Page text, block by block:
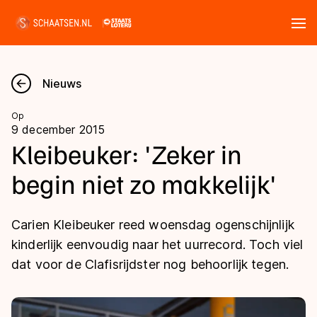
Nieuws
Kalender
Disciplines
Langebaan
Shorttrack
Uitslagen
Langebaan
Marathon
Tijden & historie
Ranglijsten Langebaan
Nieuws
Op
9 december 2015
Kleibeuker: 'Zeker in
begin niet zo makkelijk'
Carien Kleibeuker reed woensdag ogenschijnlijk
kinderlijk eenvoudig naar het uurrecord. Toch viel
dat voor de Clafisrijdster nog behoorlijk tegen.